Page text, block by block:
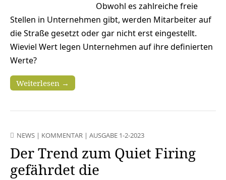
Obwohl es zahlreiche freie
Stellen in Unternehmen gibt, werden Mitarbeiter auf
die Straße gesetzt oder gar nicht erst eingestellt.
Wieviel Wert legen Unternehmen auf ihre definierten
Werte?
Weiterlesen →
NEWS | KOMMENTAR | AUSGABE 1-2-2023
Der Trend zum Quiet Firing
gefährdet die